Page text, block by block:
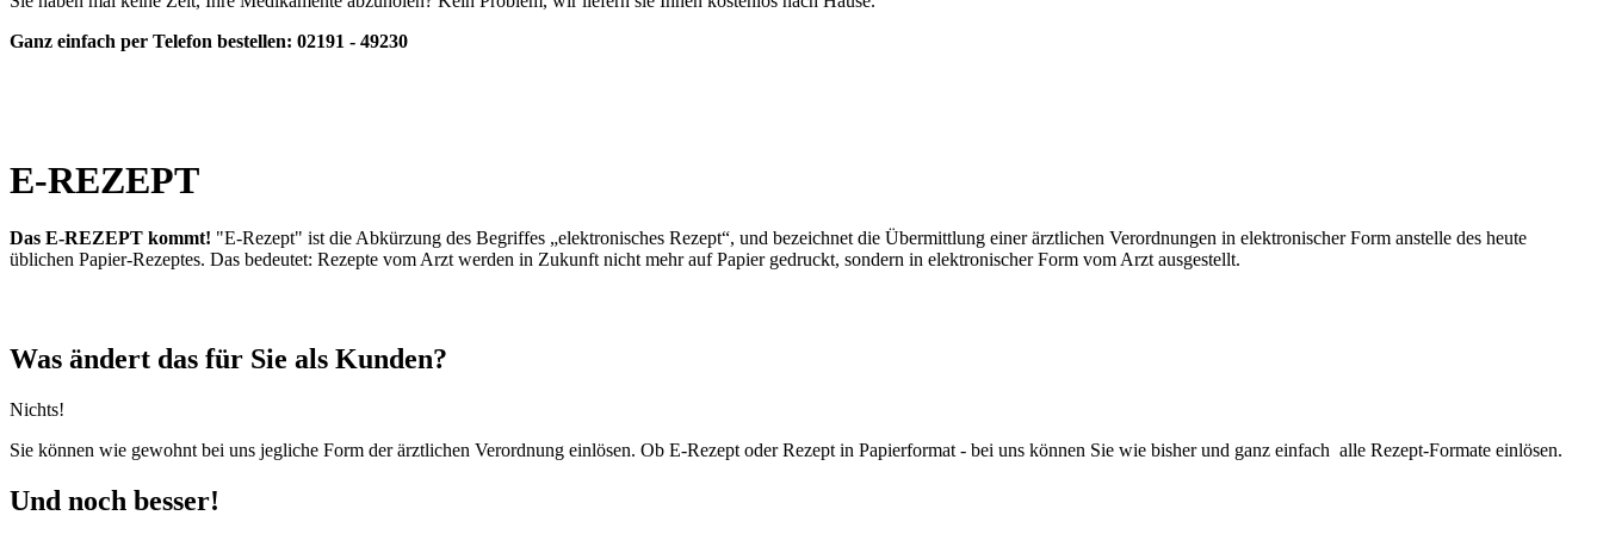
Ganz einfach per Telefon bestellen: 02191 - 49230
E-REZEPT
Das E-REZEPT kommt! "E-Rezept" ist die Abkürzung des Begriffes „elektronisches Rezept“, und bezeichnet die Übermittlung einer ärztlichen Verordnungen in elektronischer Form anstelle des heute
üblichen Papier-Rezeptes. Das bedeutet: Rezepte vom Arzt werden in Zukunft nicht mehr auf Papier gedruckt, sondern in elektronischer Form vom Arzt ausgestellt.
Was ändert das für Sie als Kunden?
Nichts!
Sie können wie gewohnt bei uns jegliche Form der ärztlichen Verordnung einlösen. Ob E-Rezept oder Rezept in Papierformat - bei uns können Sie wie bisher und ganz einfach alle Rezept-Formate einlösen.
Und noch besser!